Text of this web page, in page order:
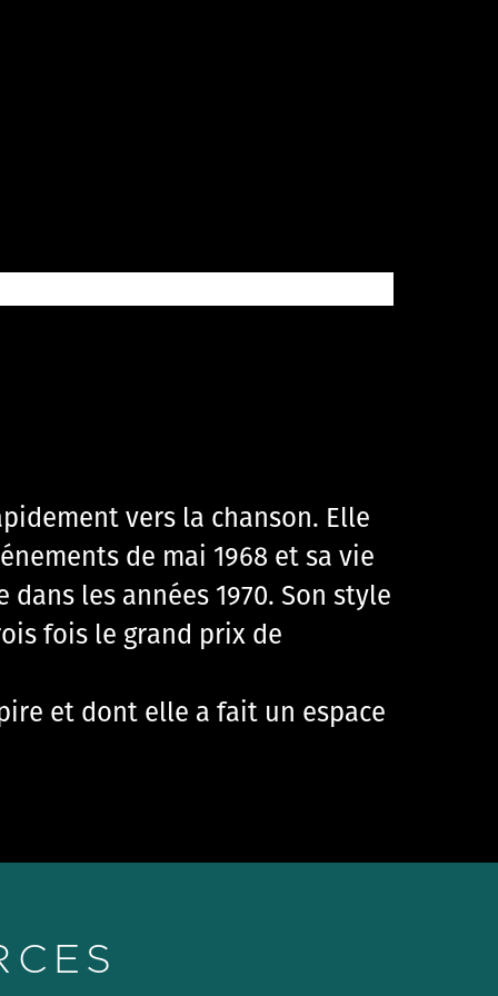
vers la chanson. Elle
de mai 1968 et sa vie
les années 1970. Son style
fois le grand prix de
et dont elle a fait un espace